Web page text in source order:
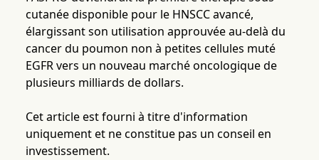
cutanée disponible pour le HNSCC avancé,
élargissant son utilisation approuvée au-delà du
cancer du poumon non à petites cellules muté
EGFR vers un nouveau marché oncologique de
plusieurs milliards de dollars.
Cet article est fourni à titre d'information
uniquement et ne constitue pas un conseil en
investissement.